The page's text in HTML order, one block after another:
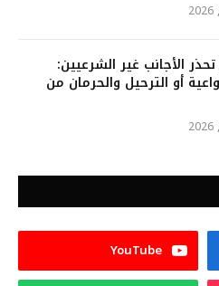
الأجانب غير الشرعيين:
أو الترحيل والحرمان من
YouTube